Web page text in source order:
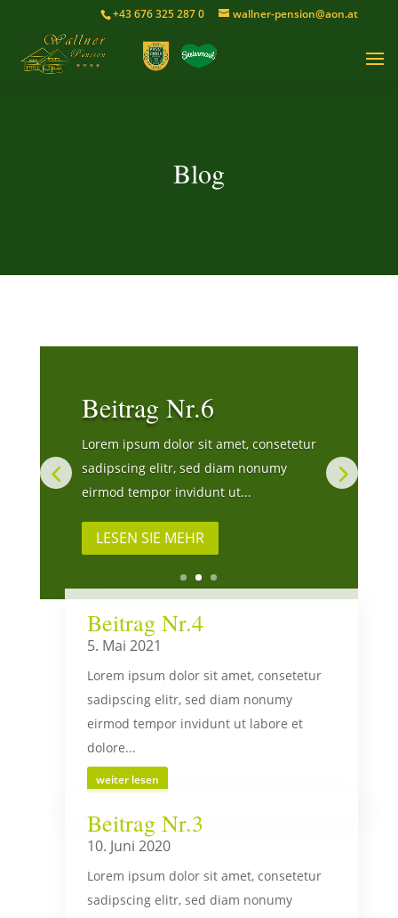
+43 676 325 287 0 wallner-pension@aon.at
Blog
Beitrag Nr.6
Lorem ipsum dolor sit amet, consetetur
sadipscing elitr, sed diam nonumy
eirmod tempor invidunt ut...
LESEN SIE MEHR
Beitrag Nr.4
5. Mai 2021
Lorem ipsum dolor sit amet, consetetur
sadipscing elitr, sed diam nonumy
eirmod tempor invidunt ut labore et
dolore...
weiter lesen
Beitrag Nr.3
10. Juni 2020
Lorem ipsum dolor sit amet, consetetur
sadipscing elitr, sed diam nonumy